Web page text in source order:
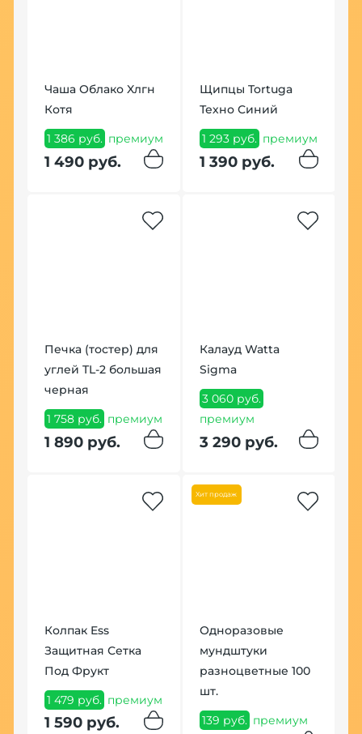
Чаша Облако Xлгн
Котя
1 386 руб. премиум
1 490 руб.
Щипцы Tortuga
Техно Синий
1 293 руб. премиум
1 390 руб.
Печка (тостер) для
углей TL-2 большая
черная
1 758 руб. премиум
1 890 руб.
Калауд Watta
Sigma
3 060 руб.
премиум
3 290 руб.
Колпак Ess
Защитная Сетка
Под Фрукт
1 479 руб. премиум
1 590 руб.
Хит продаж
Одноразовые
мундштуки
разноцветные 100
шт.
139 руб. премиум